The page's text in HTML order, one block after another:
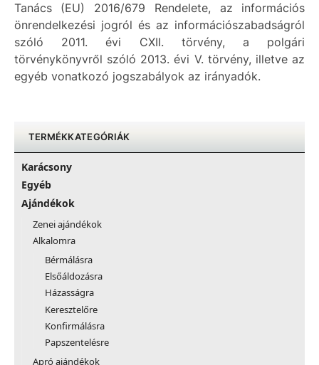
Tanács (EU) 2016/679 Rendelete, az információs
önrendelkezési jogról és az információszabadságról
szóló 2011. évi CXII. törvény, a polgári
törvénykönyvről szóló 2013. évi V. törvény, illetve az
egyéb vonatkozó jogszabályok az irányadók.
TERMÉKKATEGÓRIÁK
Karácsony
Egyéb
Ajándékok
Zenei ajándékok
Alkalomra
Bérmálásra
Elsőáldozásra
Házasságra
Keresztelőre
Konfirmálásra
Papszentelésre
Apró ajándékok